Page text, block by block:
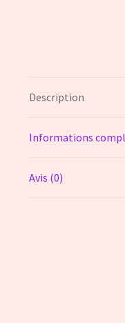
Description
Informations
Avis (0)